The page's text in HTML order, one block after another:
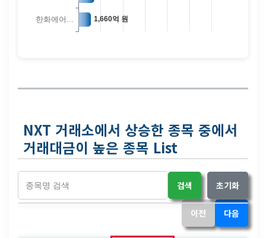
NXT 거래소에서 상승한 종목 중에서
거래대금이 높은 종목 List
검색 초기화
이전 다음